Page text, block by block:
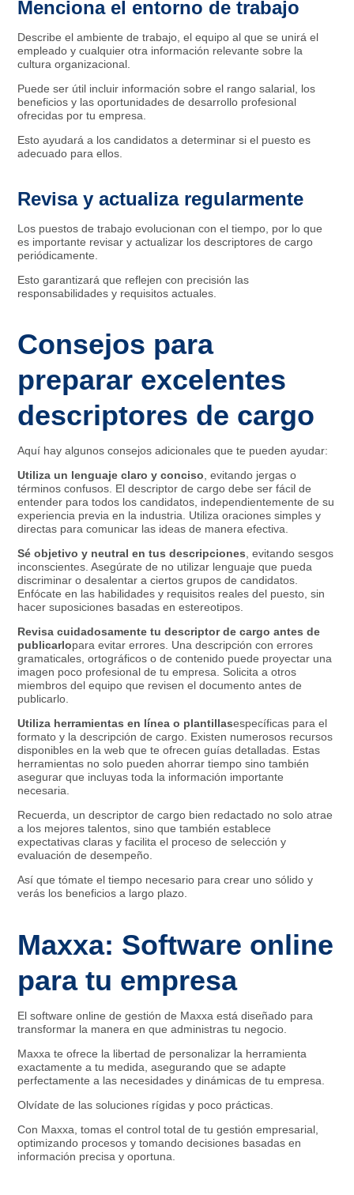
Menciona el entorno de trabajo
Describe el ambiente de trabajo, el equipo al que se unirá el
empleado y cualquier otra información relevante sobre la
cultura organizacional.
Puede ser útil incluir información sobre el rango salarial, los
beneficios y las oportunidades de desarrollo profesional
ofrecidas por tu empresa.
Esto ayudará a los candidatos a determinar si el puesto es
adecuado para ellos.
Revisa y actualiza regularmente
Los puestos de trabajo evolucionan con el tiempo, por lo que
es importante revisar y actualizar los descriptores de cargo
periódicamente.
Esto garantizará que reflejen con precisión las
responsabilidades y requisitos actuales.
Consejos para
preparar excelentes
descriptores de cargo
Aquí hay algunos consejos adicionales que te pueden ayudar:
Utiliza un lenguaje claro y conciso , evitando jergas o
términos confusos. El descriptor de cargo debe ser fácil de
entender para todos los candidatos, independientemente de su
experiencia previa en la industria. Utiliza oraciones simples y
directas para comunicar las ideas de manera efectiva.
Sé objetivo y neutral en tus descripciones , evitando sesgos
inconscientes. Asegúrate de no utilizar lenguaje que pueda
discriminar o desalentar a ciertos grupos de candidatos.
Enfócate en las habilidades y requisitos reales del puesto, sin
hacer suposiciones basadas en estereotipos.
Revisa cuidadosamente tu descriptor de cargo antes de
publicarlopara evitar errores. Una descripción con errores
gramaticales, ortográficos o de contenido puede proyectar una
imagen poco profesional de tu empresa. Solicita a otros
miembros del equipo que revisen el documento antes de
publicarlo.
Utiliza herramientas en línea o plantillasespecíficas para el
formato y la descripción de cargo. Existen numerosos recursos
disponibles en la web que te ofrecen guías detalladas. Estas
herramientas no solo pueden ahorrar tiempo sino también
asegurar que incluyas toda la información importante
necesaria.
Recuerda, un descriptor de cargo bien redactado no solo atrae
a los mejores talentos, sino que también establece
expectativas claras y facilita el proceso de selección y
evaluación de desempeño.
Así que tómate el tiempo necesario para crear uno sólido y
verás los beneficios a largo plazo.
Maxxa: Software online
para tu empresa
El software online de gestión de Maxxa está diseñado para
transformar la manera en que administras tu negocio.
Maxxa te ofrece la libertad de personalizar la herramienta
exactamente a tu medida, asegurando que se adapte
perfectamente a las necesidades y dinámicas de tu empresa.
Olvídate de las soluciones rígidas y poco prácticas.
Con Maxxa, tomas el control total de tu gestión empresarial,
optimizando procesos y tomando decisiones basadas en
información precisa y oportuna.